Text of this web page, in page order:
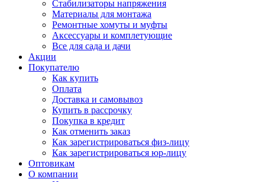
Стабилизаторы напряжения
Материалы для монтажа
Ремонтные хомуты и муфты
Аксессуары и комплетующие
Все для сада и дачи
Акции
Покупателю
Как купить
Оплата
Доставка и самовывоз
Купить в рассрочку
Покупка в кредит
Как отменить заказ
Как зарегистрироваться физ-лицу
Как зарегистрироваться юр-лицу
Оптовикам
О компании